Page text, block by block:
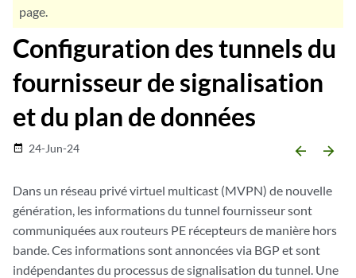
page.
Configuration des tunnels du
fournisseur de signalisation
et du plan de données
date_range 24-Jun-24 arrow_backward arrow_forward
Dans un réseau privé virtuel multicast (MVPN) de nouvelle
génération, les informations du tunnel fournisseur sont
communiquées aux routeurs PE récepteurs de manière hors
bande. Ces informations sont annoncées via BGP et sont
indépendantes du processus de signalisation du tunnel. Une